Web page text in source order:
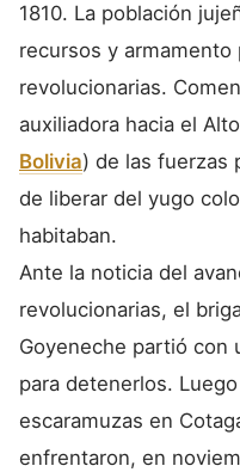
1810. La población
recursos y
revolucionarias.
auxiliadora hacia el
Bolivia) de las fuerzas
de liberar del yugo
habitaban.
Ante la noticia del
revolucionarias, el
Goyeneche partió con
para detenerlos.
escaramuzas en
enfrentaron, en